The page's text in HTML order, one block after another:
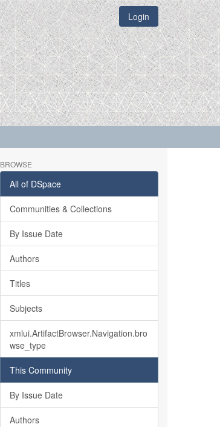
Login
BROWSE
All of DSpace
Communities & Collections
By Issue Date
Authors
Titles
Subjects
xmlui.ArtifactBrowser.Navigation.bro
wse_type
This Community
By Issue Date
Authors